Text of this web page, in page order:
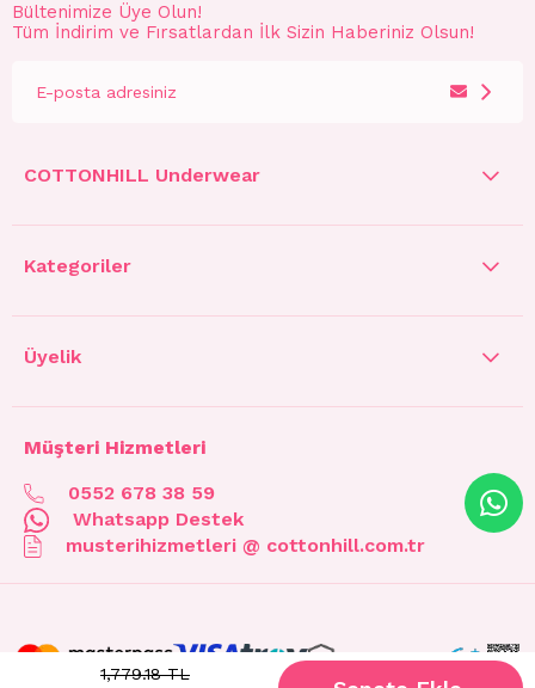
Bültenimize Üye Olun!
Tüm İndirim ve Fırsatlardan İlk Sizin Haberiniz Olsun!
COTTONHILL Underwear
Kategoriler
Üyelik
Müşteri Hizmetleri
0552 678 38 59
Whatsapp Destek
musterihizmetleri @ cottonhill.com.tr
1,779.18 TL